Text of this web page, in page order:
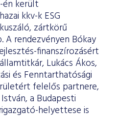
én került
kkv-k ESG
zártkörű
A rendezvényen Bókay
finanszírozásért
Lukács Ákos,
és Fenntarthatósági
felelős partnere,
a Budapesti
helyettese is